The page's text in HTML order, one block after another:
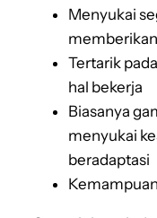
Menyukai
Tertarik
hal bekerja
Biasanya
menyukai
beradaptasi